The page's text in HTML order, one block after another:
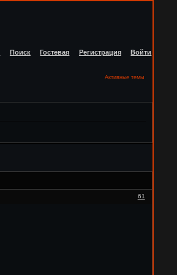
Поиск Гостевая Регистрация Войти
Активные темы
61